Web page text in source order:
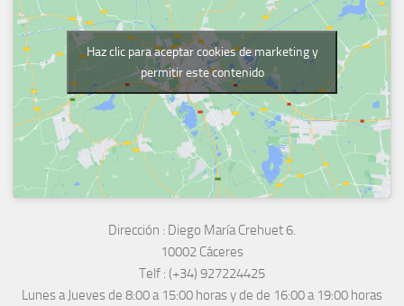
Haz clic para aceptar cookies de marketing y
permitir este contenido
Dirección : Diego María Crehuet 6.
10002 Cáceres
Telf : (+34) 927224425
Lunes a Jueves de 8:00 a 15:00 horas y de de 16:00 a 19:00 horas